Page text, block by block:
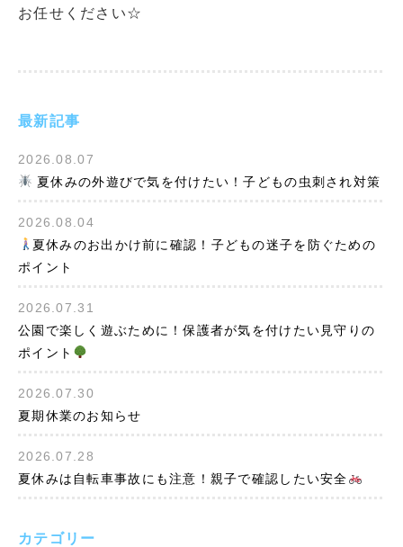
最新記事
2026.08.07
夏休みの外遊びで気を付けたい！子どもの虫刺され対策
2026.08.04
夏休みのお出かけ前に確認！子どもの迷子を防ぐための
ポイント
2026.07.31
公園で楽しく遊ぶために！保護者が気を付けたい見守りの
ポイント
2026.07.30
夏期休業のお知らせ
2026.07.28
夏休みは自転車事故にも注意！親子で確認したい安全
カテゴリー
お任せください☆